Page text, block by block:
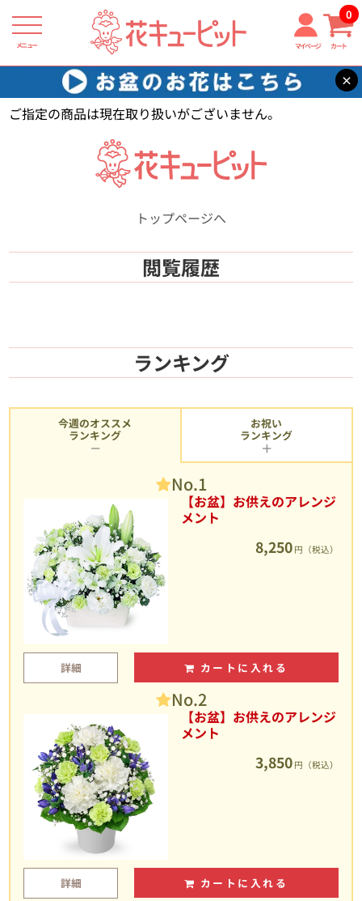
メニュー マイページ カート
0
×
花キューピット 【】
ご指定の商品は現在取り扱いがございません。
トップページへ
閲覧履歴
ランキング
今週のオススメ
ランキング
No.1
【お盆】お供えのアレンジ
メント
8,250 円（税込）
詳細 カートに入れる
No.2
【お盆】お供えのアレンジ
メント
3,850 円（税込）
詳細 カートに入れる
お祝い
ランキング